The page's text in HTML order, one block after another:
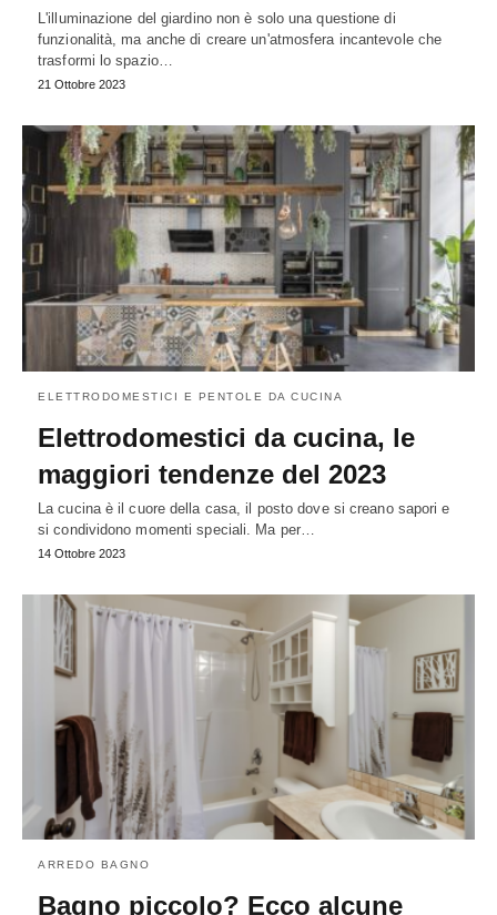
L'illuminazione del giardino non è solo una questione di
funzionalità, ma anche di creare un'atmosfera incantevole che
trasformi lo spazio…
21 Ottobre 2023
ELETTRODOMESTICI E PENTOLE DA CUCINA
Elettrodomestici da cucina, le
maggiori tendenze del 2023
La cucina è il cuore della casa, il posto dove si creano sapori e
si condividono momenti speciali. Ma per…
14 Ottobre 2023
ARREDO BAGNO
Bagno piccolo? Ecco alcune